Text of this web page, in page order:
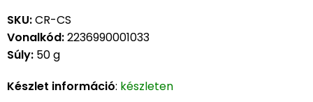
SKU:CR-CS
Vonalkód:2236990001033
Súly: 50 g
Készlet információ: készleten